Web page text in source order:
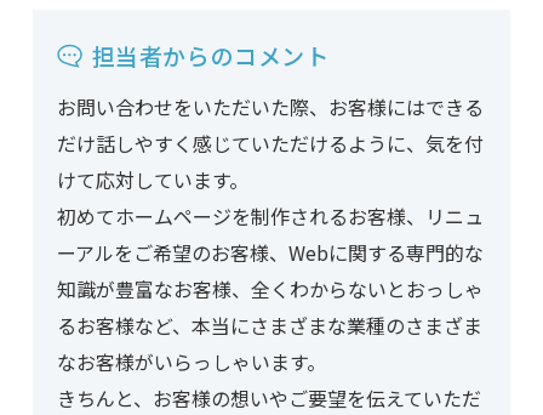
担当者からのコメント
お問い合わせをいただいた際、お客様にはできる
だけ話しやすく感じていただけるように、気を付
けて応対しています。
初めてホームページを制作されるお客様、リニュ
ーアルをご希望のお客様、Webに関する専門的な
知識が豊富なお客様、全くわからないとおっしゃ
るお客様など、本当にさまざまな業種のさまざま
なお客様がいらっしゃいます。
きちんと、お客様の想いやご要望を伝えていただ